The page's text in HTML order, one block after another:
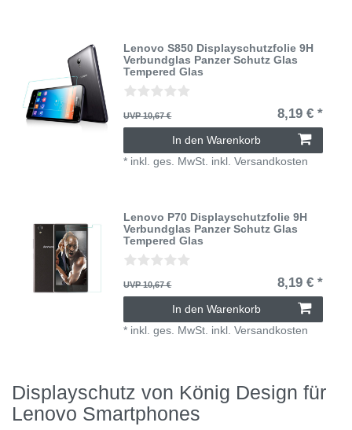
Lenovo S850 Displayschutzfolie 9H
Verbundglas Panzer Schutz Glas
Tempered Glas
UVP 10,67 € 8,19 € *
In den Warenkorb
* inkl. ges. MwSt. inkl.Versandkosten
Lenovo P70 Displayschutzfolie 9H
Verbundglas Panzer Schutz Glas
Tempered Glas
UVP 10,67 € 8,19 € *
In den Warenkorb
* inkl. ges. MwSt. inkl.Versandkosten
Displayschutz von König Design für
Lenovo Smartphones